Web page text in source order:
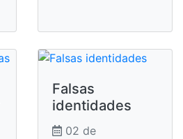
Falsas
identidades
02 de